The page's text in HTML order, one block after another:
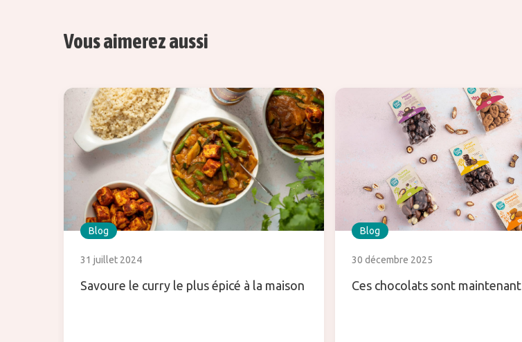
Vous aimerez aussi
Blog
31 juillet 2024
Savoure le curry le plus épicé à la maison
Blog
30 décembre 2025
Ces chocolats sont